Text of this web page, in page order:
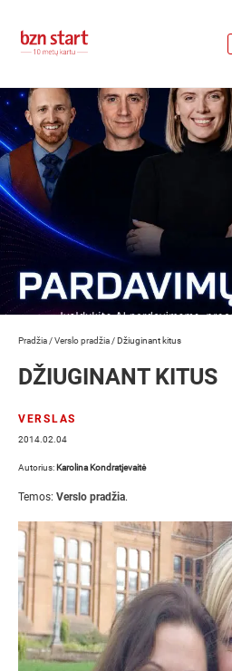
Pradžia /Verslo pradžia /Džiuginant kitus
DŽIUGINANT KITUS
VERSLAS
2014.02.04
Autorius: Karolina Kondratjevaitė
Temos: Verslo pradžia.